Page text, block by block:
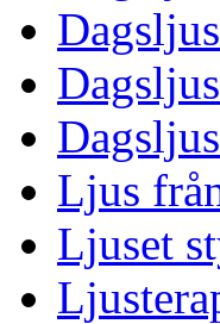
Ljus
Ljuset